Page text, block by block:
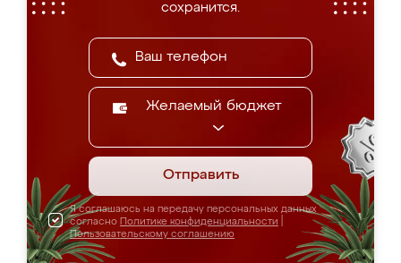
сохранится.
Желаемый бюджет
Отправить
Я соглашаюсь на передачу персональных данных
согласно Политике конфиденциальности
Пользовательскому соглашению